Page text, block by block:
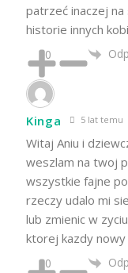
patrzeć inaczej
historie innych
0
Kinga 5 lat temu
Witaj Aniu i
weszlam na twoj
wszystkie fajne
rzeczy udalo mi
lub zmienic w
ktorej kazdy
0